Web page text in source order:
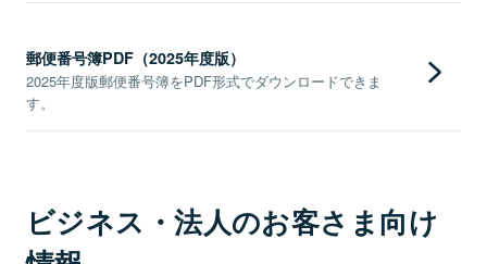
郵便番号簿PDF（2025年度版）
2025年度版郵便番号簿をPDF形式でダウンロードできま
す。
ビジネス・法人のお客さま向け